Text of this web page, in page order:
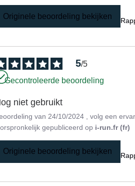
Originele beoordeling bekijken
5/5
Gecontroleerde beoordeling
niet gebruikt
van 24/10/2024 , volg een
gepubliceerd op i-run.fr (fr)
Originele beoordeling bekijken